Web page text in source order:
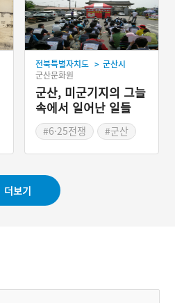
#실업자
전북특별자치도 > 군산시
군산문화원
군산, 미군기지의 그늘
속에서 일어난 일들
#6·25전쟁
#군산
#미군범죄
더보기